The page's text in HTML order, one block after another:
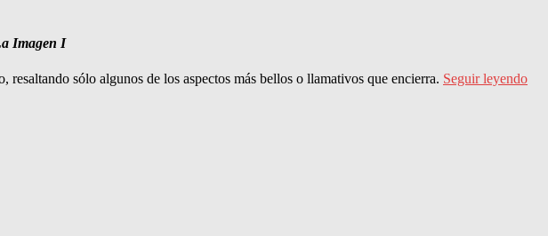
Imagen I
sólo algunos de los aspectos más bellos o llamativos que encierra. Seguir leyendo